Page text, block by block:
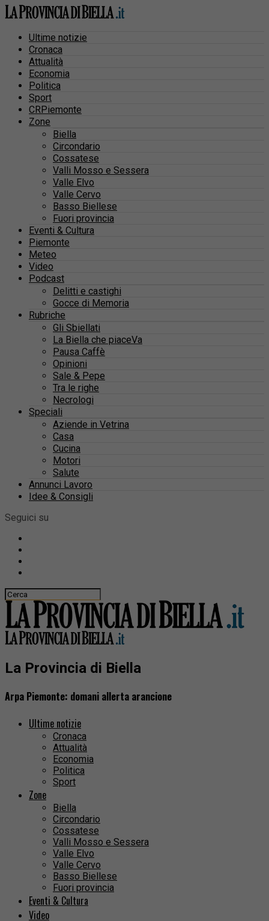
Ultime notizie
Cronaca
Attualità
Economia
Politica
Sport
CRPiemonte
Zone
Biella
Circondario
Cossatese
Valli Mosso e Sessera
Valle Elvo
Valle Cervo
Basso Biellese
Fuori provincia
Eventi & Cultura
Piemonte
Meteo
Video
Podcast
Delitti e castighi
Gocce di Memoria
Rubriche
Gli Sbiellati
La Biella che piaceVa
Pausa Caffè
Opinioni
Sale & Pepe
Tra le righe
Necrologi
Speciali
Aziende in Vetrina
Casa
Cucina
Motori
Salute
Annunci Lavoro
Idee & Consigli
Seguici su
La Provincia di Biella
Arpa Piemonte: domani allerta arancione
Ultime notizie
Cronaca
Attualità
Economia
Politica
Sport
Zone
Biella
Circondario
Cossatese
Valli Mosso e Sessera
Valle Elvo
Valle Cervo
Basso Biellese
Fuori provincia
Eventi & Cultura
Video